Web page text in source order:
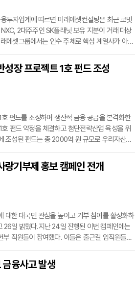
투자업계에 따르면 미래에셋컨설팅은 최근 코빗
2대주주인 SK플래닛 보유 지분이 거래 대상
에셋그룹에서는 인수 주체로 핵심 계열사가 아닌
발 사업 등을 영위하며, 현재 골프장 및 호텔 등
중심으로 한 청사진을 공개한 바 있다. 펀드 판매
장 프로젝트 1호 펀드 조성
펀드를 조성하며 생산적 금융 공급을 본격화한
펀드 약정을 체결하고 첨단전략산업 육성을 위
조성된 펀드는 총 2000억 원 규모로 우리자산운
자로 참여해 힘을 보탰다.이번 펀드는 우리금융
과제인 그룹 공동투자펀드가 구체화된 첫 번째
랑기부제 홍보 캠페인 전개
대한 대국민 관심을 높이고 기부 참여를 활성화하
26일 밝혔다.지난 24일 진행된 이번 캠페인에는
직원들이 참여했다. 이들은 출근길 임직원들에
연말정산 혜택을 준비하는 직장인들을 위해 다양
와 콕뱅크 등 농협 전용 앱은 물론, 영업점 사이
융사고 발생